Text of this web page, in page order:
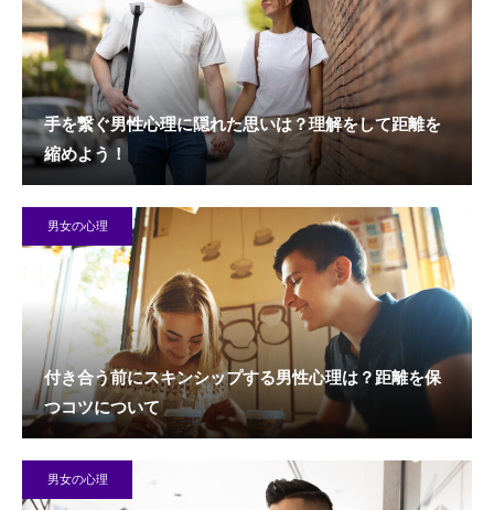
手を繋ぐ男性心理に隠れた思いは？理解をして距離を
縮めよう！
男女の心理
付き合う前にスキンシップする男性心理は？距離を保
つコツについて
男女の心理